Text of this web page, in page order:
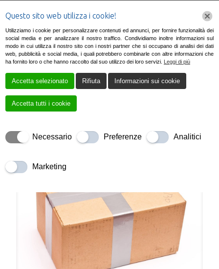
Servizi
Questo sito web utilizza i cookie!
Utilizziamo i cookie per personalizzare contenuti ed annunci, per fornire funzionalità dei
social media e per analizzare il nostro traffico. Condividiamo inoltre informazioni sul
modo in cui utilizza il nostro sito con i nostri partner che si occupano di analisi dei dati
web, pubblicità e social media, i quali potrebbero combinarle con altre informazioni che
ha fornito loro o che hanno raccolto dal suo utilizzo dei loro servizi. Leggi di più
Accetta selezionato Rifiuta Informazioni sui cookie
Accetta tutti i cookie
Necessario Preferenze Analitici
Marketing